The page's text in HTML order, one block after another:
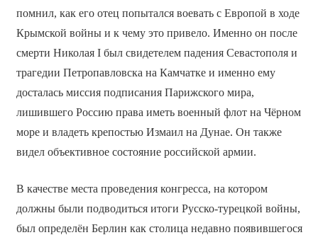
помнил, как его отец попытался воевать с Европой в ходе
Крымской войны и к чему это привело. Именно он после
смерти Николая I был свидетелем падения Севастополя и
трагедии Петропавловска на Камчатке и именно ему
досталась миссия подписания Парижского мира,
лишившего Россию права иметь военный флот на Чёрном
море и владеть крепостью Измаил на Дунае. Он также
видел объективное состояние российской армии.
В качестве места проведения конгресса, на котором
должны были подводиться итоги Русско-турецкой войны,
был определён Берлин как столица недавно появившегося